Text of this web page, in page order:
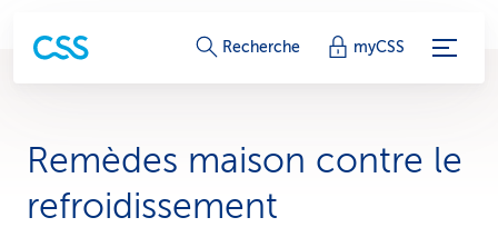
L
s
Recherche myCSS
Remèdes maison contre le
refro­idis­se­ment